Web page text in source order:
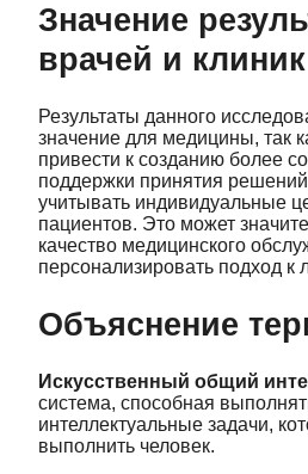
Значение
врачей и клиник
Результаты данного
значение для медицины, так
привести к созданию более
поддержки принятия
учитывать индивидуальные
пациентов. Это может
качество медицинского
персонализировать подход к
Объяснение
Искусственный общий
система, способная
интеллектуальные задачи,
выполнить человек.